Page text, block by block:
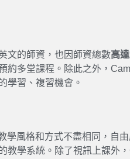
文的師資，也因師資總數高
約多堂課程。除此之外，
學習 、複習機會。
學風格和方式不盡相同，自
教學系統。除了視訊上課外，